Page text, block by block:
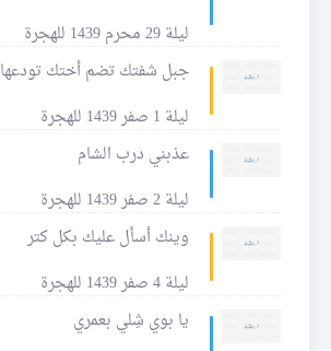
ليلة 29 محرم 1439 للهجرة
جبل شفتك تضم أختك تودعها
ليلة 1 صفر 1439 للهجرة
عذبني درب الشام
ليلة 2 صفر 1439 للهجرة
وينك أسأل عليك بكل كتر
ليلة 4 صفر 1439 للهجرة
يا بوي شِلي بعمري